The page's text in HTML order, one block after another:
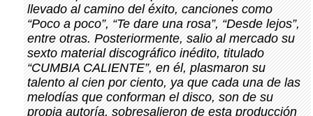
llevado al camino del éxito, canciones como
“Poco a poco”, “Te dare una rosa”, “Desde lejos”,
entre otras. Posteriormente, salio al mercado su
sexto material discográfico inédito, titulado
“CUMBIA CALIENTE”, en él, plasmaron su
talento al cien por ciento, ya que cada una de las
melodías que conforman el disco, son de su
propia autoría, sobresalieron de esta producción